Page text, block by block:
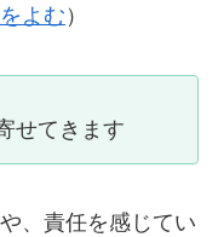
よむ ）
せてきます
、責任を感じてい